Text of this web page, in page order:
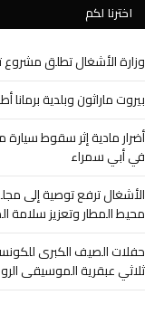
اخترنا لكم
وزارة الأشغال تطلق مشروع
بيروت ماراثون وبلدية برمانا
أضرار مادية إثر سقوط
في أبي سمراء
الأشغال ترفع توصية إلى
محيط المطار وتعزيز سلامة
حفلات الصيف الكبرى
ثلاثي عبقرية الموسيقى